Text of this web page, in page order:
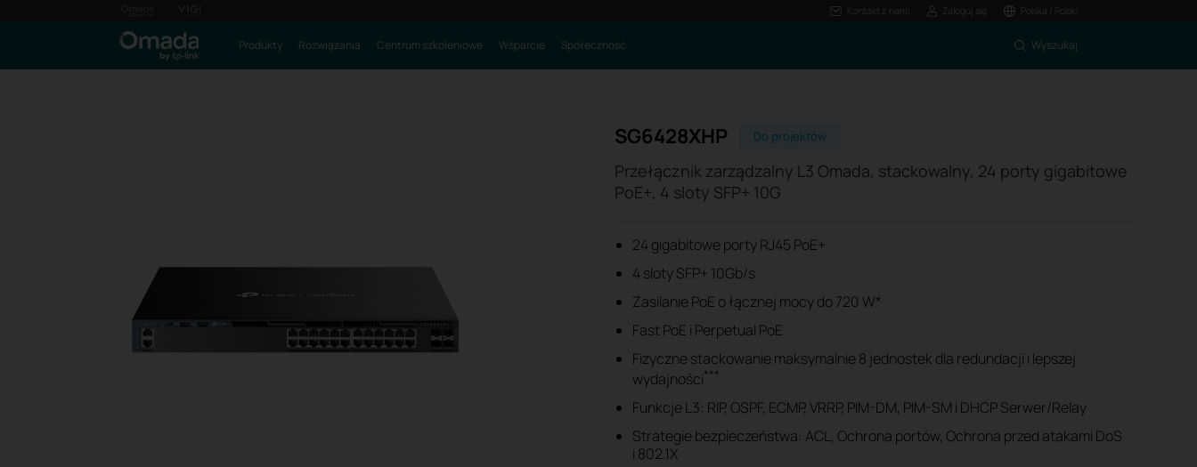
Kontakt z nami Zaloguj się Polska / Polski
Produkty Rozwiązania Centrum szkoleniowe Wsparcie Społeczność Wyszukaj
SG6428XHP Do projektów
Przełącznik zarządzalny L3 Omada, stackowalny, 24 porty gigabitowe
PoE+, 4 sloty SFP+ 10G
24 gigabitowe porty RJ45 PoE+
4 sloty SFP+ 10Gb/s
Zasilanie PoE o łącznej mocy do 720 W*
Fast PoE i Perpetual PoE
Fizyczne stackowanie maksymalnie 8 jednostek dla redundacji i lepszej
wydajności***
Funkcje L3: RIP, OSPF, ECMP, VRRP, PIM-DM, PIM-SM i DHCP Serwer/Relay
Strategie bezpieczeństwa: ACL, Ochrona portów, Ochrona przed atakami DoS
i 802.1X